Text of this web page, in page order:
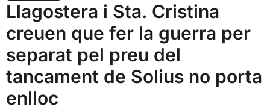
Llagostera i Sta. Cristina
creuen que fer la guerra per
separat pel preu del
tancament de Solius no porta
enlloc